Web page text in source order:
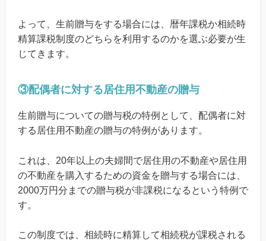
よって、生前贈与をする場合には、暦年課税か相続時
精算課税制度のどちらを利用するのかを選ぶ必要が生
じてきます。
③配偶者に対する居住用不動産の贈与
生前贈与についての贈与税の特例として、配偶者に対
する居住用不動産の贈与の特例があります。
これは、20年以上の夫婦間で居住用の不動産や居住用
の不動産を購入するための資金を贈与する場合には、
2000万円分までの贈与税が非課税になるという特例で
す。
この制度では、相続時に精算して相続税が課税される